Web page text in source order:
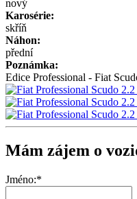
nový
Karosérie:
skříň
Náhon:
přední
Poznámka:
Edice Professional - Fiat
Mám zájem o
Jméno:*